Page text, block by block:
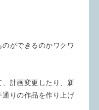
ができるのかワクワ
計画変更したり、新
りの作品を作り上げ